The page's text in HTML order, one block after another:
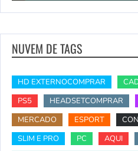
NUVEM DE TAGS
HD EXTERNOCOMPRAR
PS5
HEADSETCOMPRAR
MERCADO
ESPORT
SLIM E PRO
PC AQUI